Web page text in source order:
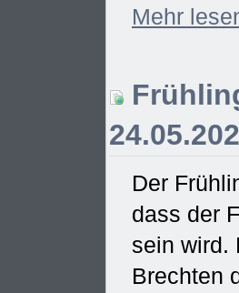
Mehr
Der
dass der
sein wird.
Brechten